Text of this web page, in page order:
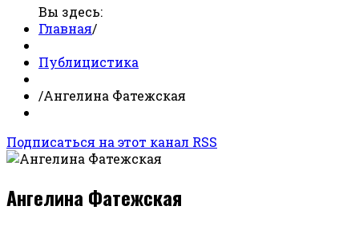
Вы здесь:
Главная/
Публицистика
/Ангелина Фатежская
Подписаться на этот канал RSS
Ангелина Фатежская